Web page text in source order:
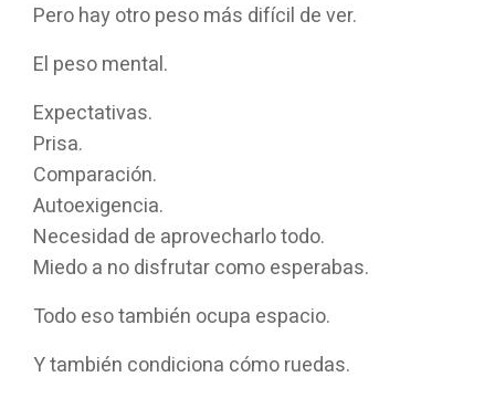
Pero hay otro peso más difícil de ver.
El peso mental.
Expectativas.
Prisa.
Comparación.
Autoexigencia.
Necesidad de aprovecharlo todo.
Miedo a no disfrutar como esperabas.
Todo eso también ocupa espacio.
Y también condiciona cómo ruedas.